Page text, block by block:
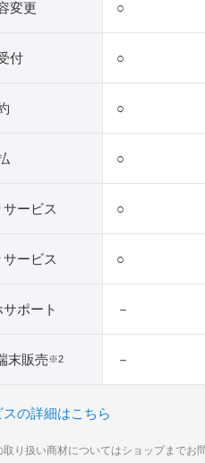
変更 ○
付 ○
○
○
ービス ○
ービス ○
ポート －
末販売※2 －
の詳細はこちら
り扱い商材についてはショップまでお